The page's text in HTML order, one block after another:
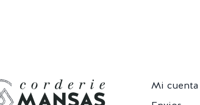
Mi cuenta